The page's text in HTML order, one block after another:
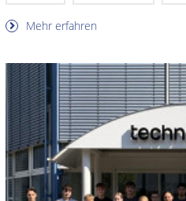
Mehr erfahren